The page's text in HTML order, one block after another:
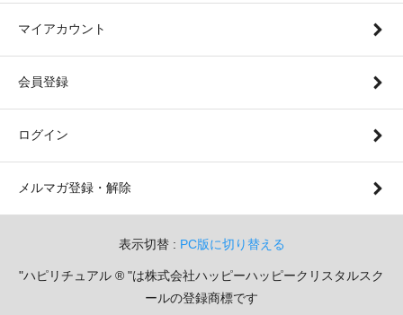
マイアカウント
会員登録
ログイン
メルマガ登録・解除
表示切替 : PC版に切り替える
"ハピリチュアル ® "は株式会社ハッピーハッピークリスタルスク
ールの登録商標です